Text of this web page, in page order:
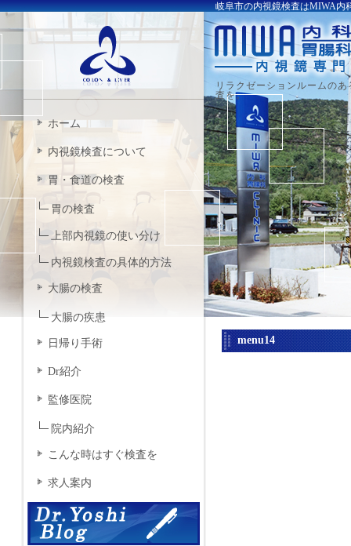
岐阜市の内視鏡検査はMIWA内
リラクゼーションルームの
査を。
menu14
ホーム
内視鏡検査について
胃・食道の検査
胃の検査
上部内視鏡の使い分け
内視鏡検査の具体的方法
大腸の検査
大腸の疾患
日帰り手術
Dr紹介
監修医院
院内紹介
こんな時はすぐ検査を
求人案内